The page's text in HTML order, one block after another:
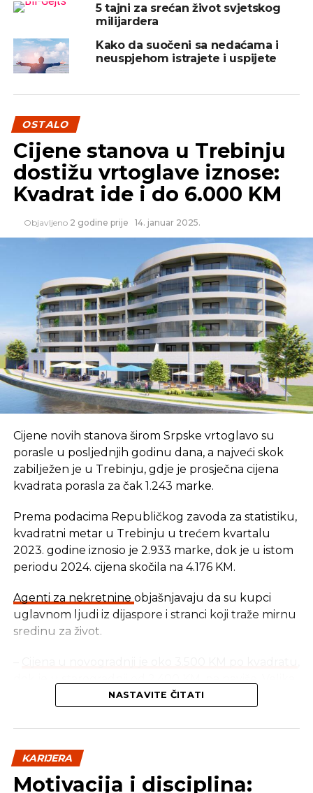
REKLAMA
moraju biti usklađene
Kada niste iskreni ili se pretvarate, vaša verbalna i
neverbalna komunikacija nije u skladu.Ukoliko se
pridržavate prva dva koraka, onda će i treći biti
Izvor: Manager
SLIČNE TEME: USPJEH SITUACIJE
SLEDEĆI
Ovih šest stvari svaki dobar šef MORA da zna!
NE PROPUSTITE
Bugarska ukinula privatne lutrije, istražuje
zloupotrebe u sektoru
5 tajni za srećan život svjetskog
milijardera
Kako da suočeni sa nedaćama i
neuspjehom istrajete i uspijete
OSTALO
Cijene stanova u Trebinju
dostižu vrtoglave iznose:
Kvadrat ide i do 6.000 KM
Objavljeno 2 godine prije 14. januar 2025.
Cijene novih stanova širom Srpske vrtoglavo su
porasle u posljednjih godinu dana, a najveći skok
zabilježen je u Trebinju, gdje je prosječna cijena
kvadrata porasla za čak 1.243 marke.
Prema podacima Republičkog zavoda za statistiku,
kvadratni metar u Trebinju u trećem kvartalu
2023. godine iznosio je 2.933 marke, dok je u istom
periodu 2024. cijena skočila na 4.176 KM.
Agenti za nekretnine objašnjavaju da su kupci
uglavnom ljudi iz dijaspore i stranci koji traže mirnu
sredinu za život.
potražnja dolazi zbog blizine mora i velikog broja
Kanade, Australije, ali i iz Njemačke i Holandije –
I dok Trebinje privlači kupce iz cijelog svijeta, za
NASTAVITE ČITATI
KARIJERA
Motivacija i disciplina: